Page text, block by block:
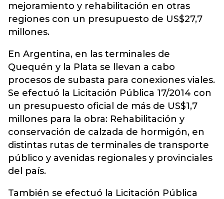
mejoramiento y rehabilitación en otras
regiones con un presupuesto de US$27,7
millones.
En Argentina, en las terminales de
Quequén y la Plata se llevan a cabo
procesos de subasta para conexiones viales.
Se efectuó la Licitación Pública 17/2014 con
un presupuesto oficial de más de US$1,7
millones para la obra: Rehabilitación y
conservación de calzada de hormigón, en
distintas rutas de terminales de transporte
público y avenidas regionales y provinciales
del país.
También se efectuó la Licitación Pública